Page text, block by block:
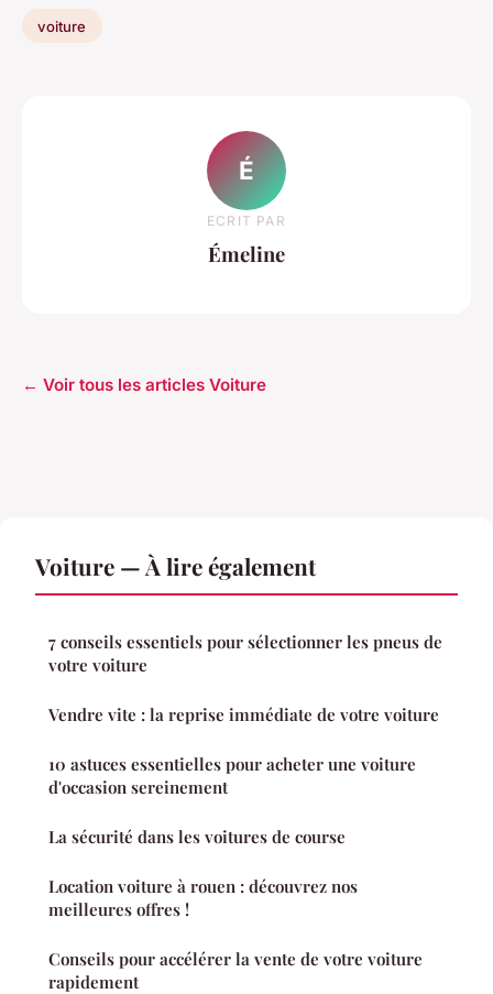
voiture
É
ECRIT PAR
Émeline
← Voir tous les articles Voiture
Voiture — À lire également
7 conseils essentiels pour sélectionner les pneus de
votre voiture
Vendre vite : la reprise immédiate de votre voiture
10 astuces essentielles pour acheter une voiture
d'occasion sereinement
La sécurité dans les voitures de course
Location voiture à rouen : découvrez nos
meilleures offres !
Conseils pour accélérer la vente de votre voiture
rapidement